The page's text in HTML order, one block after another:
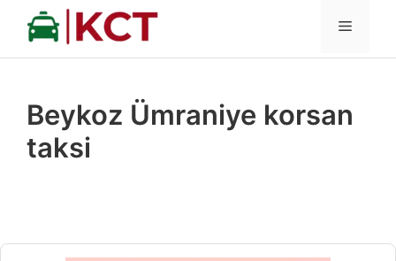
İçeriğe
MENÜ
Beykoz Ümraniye korsan
taksi